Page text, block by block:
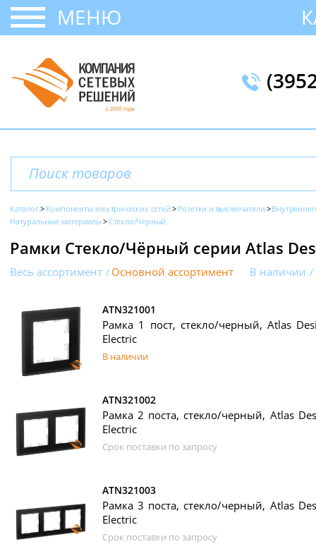
МЕНЮ
Каталог Компоненты электрических сетей Розетки и выключатели
Натуральные материалы
Стекло/Чёрный
Рамки Стекло/Чёрный серии Atlas
Весь ассортимент Основной ассортимент В наличии
ATN321001
Рамка 1 пост, стекло/черный, Atlas
Electric
В наличии
ATN321002
Рамка 2 поста, стекло/черный, Atlas
Electric
Срок поставки по запросу
ATN321003
Рамка 3 поста, стекло/черный, Atlas
Electric
Срок поставки по запросу